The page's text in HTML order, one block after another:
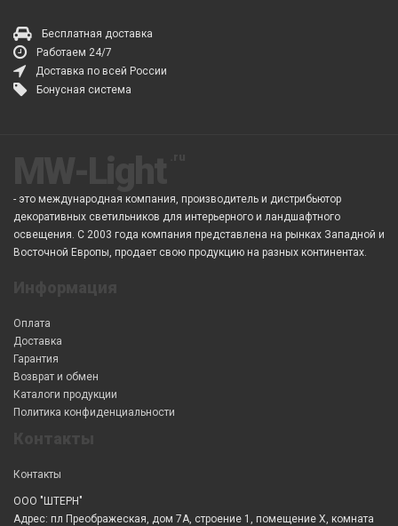
Бесплатная доставка
Работаем 24/7
Доставка по всей России
Бонусная система
- это международная компания, производитель и дистрибьютор
декоративных светильников для интерьерного и ландшафтного
освещения. С 2003 года компания представлена на рынках Западной и
Восточной Европы, продает свою продукцию на разных континентах.
Оплата
Доставка
Гарантия
Возврат и обмен
Каталоги продукции
Политика конфиденциальности
Контакты
ООО "ШТЕРН"
Адрес: пл Преображеская, дом 7А, строение 1, помещение X, комната